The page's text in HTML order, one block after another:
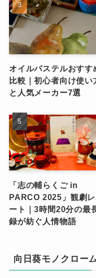
オイルパステルおすす
比較｜初心者向け使い
と人気メーカー7選
「志の輔らくご in
PARCO 2025」観劇
ート｜3時間20分の最
録が紡ぐ人情物語
向日葵モノクロー